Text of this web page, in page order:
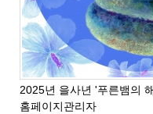
2025년 을사년 '푸른뱀의
홈페이지관리자